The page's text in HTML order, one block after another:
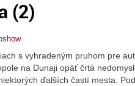
(2)
s vyhradeným pruhom pre
na Dunaji opäť črtá
ďalších častí mesta.